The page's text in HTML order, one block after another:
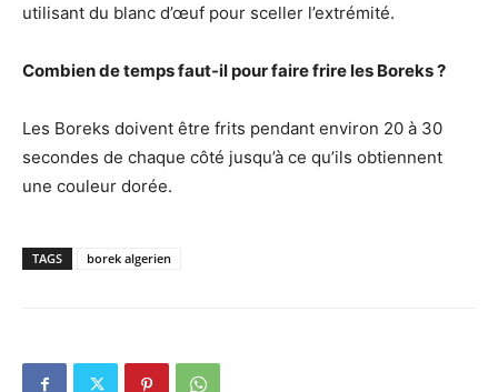
utilisant du blanc d’œuf pour sceller l’extrémité.
Combien de temps faut-il pour faire frire les Boreks ?
Les Boreks doivent être frits pendant environ 20 à 30
secondes de chaque côté jusqu’à ce qu’ils obtiennent
une couleur dorée.
TAGS borek algerien